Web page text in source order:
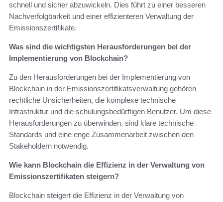
schnell und sicher abzuwickeln. Dies führt zu einer besseren
Nachverfolgbarkeit und einer effizienteren Verwaltung der
Emissionszertifikate.
Was sind die wichtigsten Herausforderungen bei der
Implementierung von Blockchain?
Zu den Herausforderungen bei der Implementierung von
Blockchain in der Emissionszertifikatsverwaltung gehören
rechtliche Unsicherheiten, die komplexe technische
Infrastruktur und die schulungsbedürftigen Benutzer. Um diese
Herausforderungen zu überwinden, sind klare technische
Standards und eine enge Zusammenarbeit zwischen den
Stakeholdern notwendig.
Wie kann Blockchain die Effizienz in der Verwaltung von
Emissionszertifikaten steigern?
Blockchain steigert die Effizienz in der Verwaltung von